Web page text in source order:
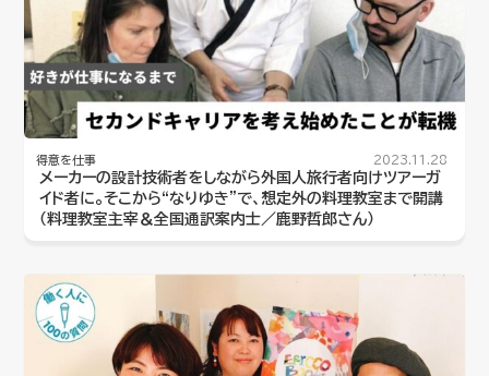
得意を仕事 2023.11.28
メーカーの設計技術者をしながら外国人旅行者向けツアーガ
イド者に。そこから“なりゆき”で、想定外の料理教室まで開講
（料理教室主宰＆全国通訳案内士／鹿野哲郎さん）